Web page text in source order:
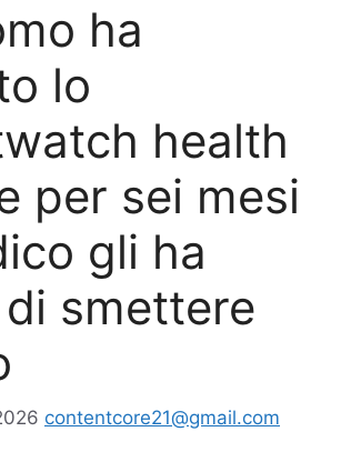
ha
lo
health
per sei mesi
gli ha
smettere
contentcore21@gmail.com